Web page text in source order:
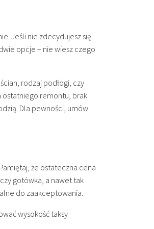
Jeśli nie zdecydujesz się
opcje – nie wiesz czego
rodzaj podłogi, czy
ostatniego remontu, brak
Dla pewności, umów
że ostateczna cena
gotówka, a nawet tak
do zaakceptowania.
wysokość taksy